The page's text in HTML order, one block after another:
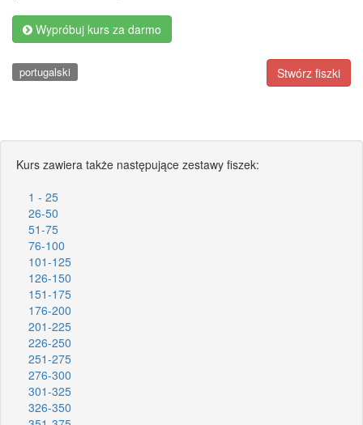
Wypróbuj kurs za darmo
Stwórz fiszki
portugalski
Kurs zawiera także następujące zestawy fiszek:
1 - 25
26-50
51-75
76-100
101-125
126-150
151-175
176-200
201-225
226-250
251-275
276-300
301-325
326-350